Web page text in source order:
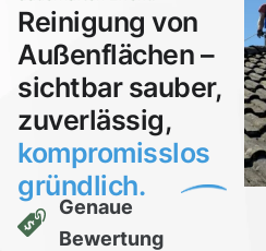
Reinigung von
Außenflächen –
sichtbar sauber,
zuverlässig,
kompromisslos
gründlich.
Genaue
Bewertung